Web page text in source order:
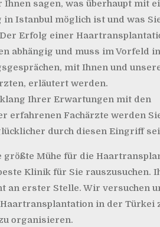
Ihnen sagen, was überhaupt mit
in Istanbul möglich ist und was
Der Erfolg einer
abhängig und muss im Vorfeld
mit Ihnen und
erläutert werden.
Ihrer Erwartungen mit den
erfahrenen Fachärzte werden
durch diesen Eingriff
größte Mühe für die
Klinik für Sie rauszusuchen.
an erster Stelle. Wir versuchen
in der Türkei
organisieren.